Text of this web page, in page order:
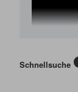
Schnellsuche